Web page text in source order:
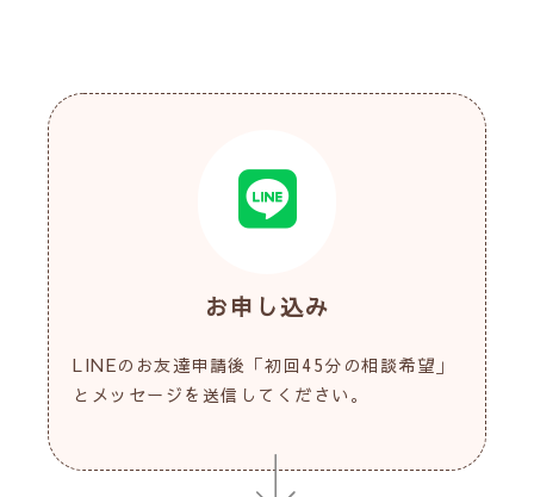
お申し込み
LINEのお友達申請後「初回45分の相談希望」
とメッセージを送信してください。